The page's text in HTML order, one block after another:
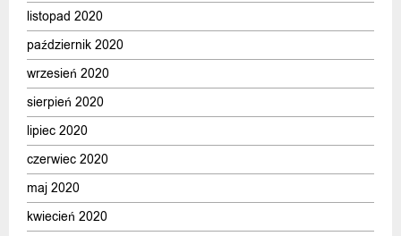
listopad 2020
październik 2020
wrzesień 2020
sierpień 2020
lipiec 2020
czerwiec 2020
maj 2020
kwiecień 2020